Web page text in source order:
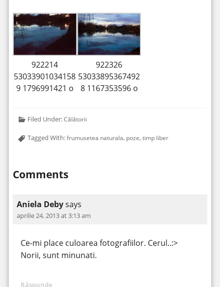
922214
53033901034158
9 1796991421 o
922326
53033895367492
8 1167353596 o
Filed Under:Călătorii
Tagged With:frumusetea naturala, poze,timp liber
Comments
Aniela Debysays
aprilie 24, 2013 at 3:13 am
Ce-mi place culoarea fotografiilor. Cerul..:>
Norii, sunt minunati.
Răspunde